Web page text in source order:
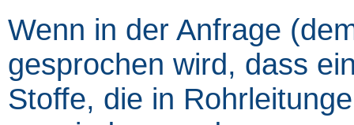
Wenn in der Anfrage
gesprochen wird, dass
Stoffe, die in